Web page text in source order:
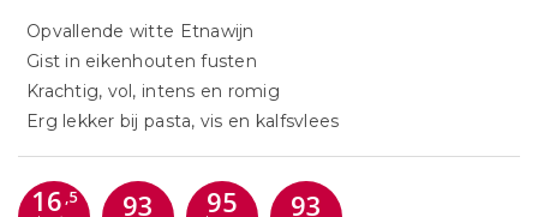
Opvallende witte Etnawijn
Gist in eikenhouten fusten
Krachtig, vol, intens en romig
Erg lekker bij pasta, vis en kalfsvlees
16 ,5 93 95 93